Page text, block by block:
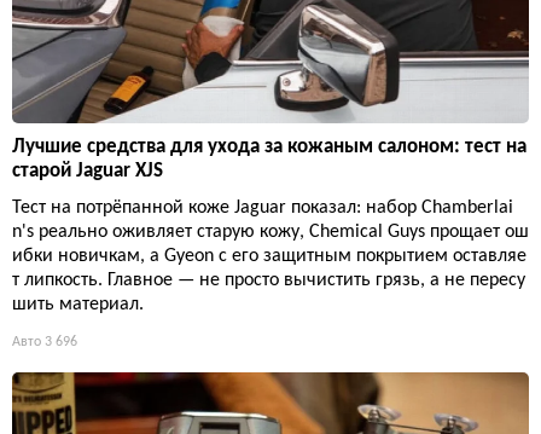
Лучшие средства для ухода за кожаным салоном: тест на
старой Jaguar XJS
Тест на потрёпанной коже Jaguar показал: набор Chamberlai
n's реально оживляет старую кожу, Chemical Guys прощает ош
ибки новичкам, а Gyeon с его защитным покрытием оставляе
т липкость. Главное — не просто вычистить грязь, а не пересу
шить материал.
Авто 3 696